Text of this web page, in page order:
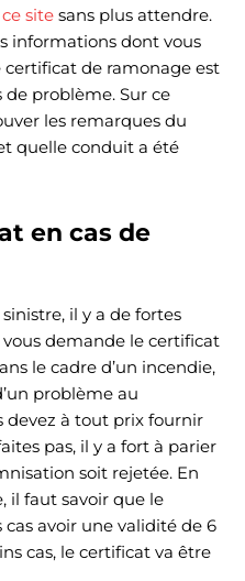
site sans plus attendre.
informations dont vous
certificat de ramonage est
de problème. Sur ce
les remarques du
quelle conduit a été
en cas de
il y a de fortes
demande le certificat
le cadre d’un incendie,
problème au
devez à tout prix fournir
pas, il y a fort à parier
soit rejetée. En
il faut savoir que le
avoir une validité de 6
cas, le certificat va être